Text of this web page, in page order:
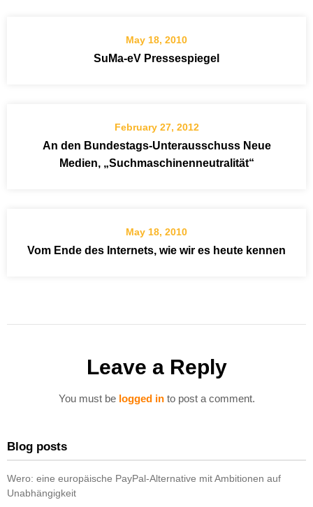
May 18, 2010
SuMa-eV Pressespiegel
February 27, 2012
An den Bundestags-Unterausschuss Neue
Medien, „Suchmaschinenneutralität“
May 18, 2010
Vom Ende des Internets, wie wir es heute kennen
Leave a Reply
You must be logged into post a comment.
Blog posts
Wero: eine europäische PayPal-Alternative mit Ambitionen auf
Unabhängigkeit